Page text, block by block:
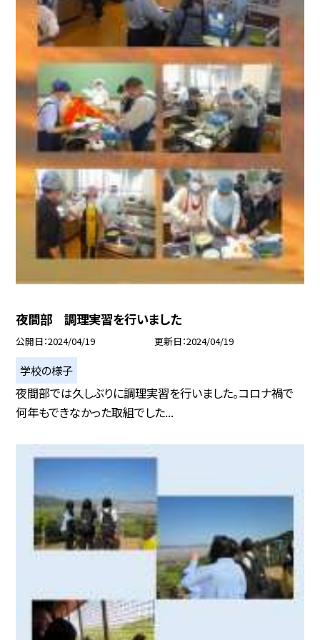
夜間部 調理実習を行いました
公開日 2024/04/19 更新日 2024/04/19
学校の様子
夜間部では久しぶりに調理実習を行いました。コロナ禍で
何年もできなかった取組でした...